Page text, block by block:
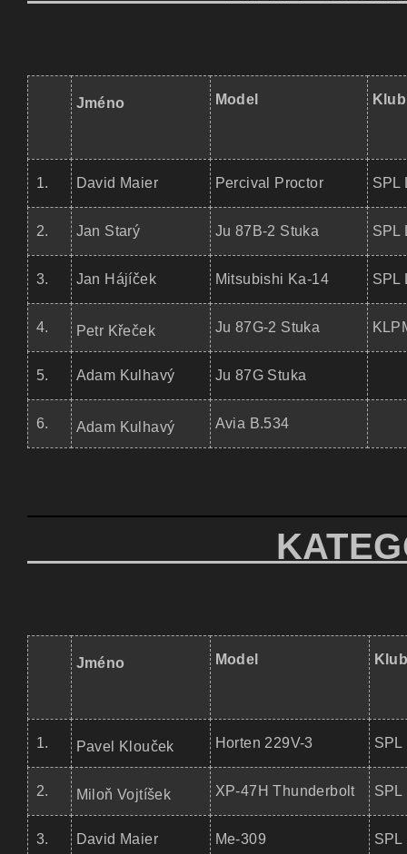
Jméno Model Klub
1. David Maier Percival Proctor SPL
2. Jan Starý Ju 87B-2 Stuka SPL
3. Jan Hájíček Mitsubishi Ka-14 SPL
4. Petr Křeček Ju 87G-2 Stuka
5. Adam Kulhavý Ju 87G Stuka
6. Adam Kulhavý Avia B.534
Jméno Model
1. Pavel Klouček Horten 229V-3 SPL
2. Miloň Vojtíšek XP-47H Thunderbolt SPL
3. David Maier Me-309 SPL